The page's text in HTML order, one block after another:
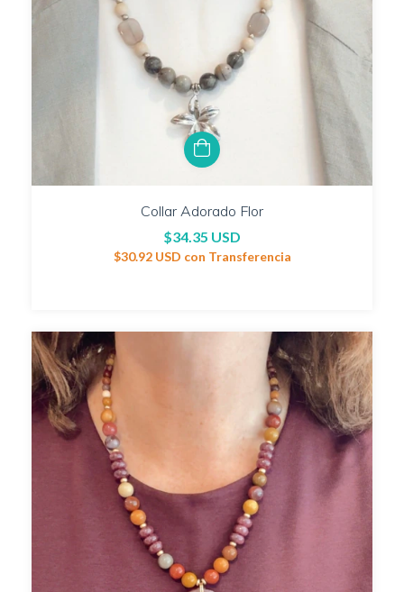
Collar Adorado Flor
$34.35 USD
$30.92 USD con Transferencia